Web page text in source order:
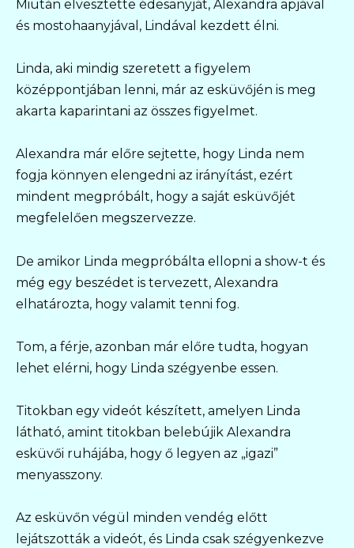
Miután elvesztette édesanyját, Alexandra apjával
és mostohaanyjával, Lindával kezdett élni.
Linda, aki mindig szeretett a figyelem
középpontjában lenni, már az esküvőjén is meg
akarta kaparintani az összes figyelmet.
Alexandra már előre sejtette, hogy Linda nem
fogja könnyen elengedni az irányítást, ezért
mindent megpróbált, hogy a saját esküvőjét
megfelelően megszervezze.
De amikor Linda megpróbálta ellopni a show-t és
még egy beszédet is tervezett, Alexandra
elhatározta, hogy valamit tenni fog.
Tom, a férje, azonban már előre tudta, hogyan
lehet elérni, hogy Linda szégyenbe essen.
Titokban egy videót készített, amelyen Linda
látható, amint titokban belebújik Alexandra
esküvői ruhájába, hogy ő legyen az „igazi”
menyasszony.
Az esküvőn végül minden vendég előtt
lejátszották a videót, és Linda csak szégyenkezve